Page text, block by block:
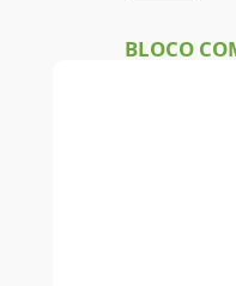
BLOCO